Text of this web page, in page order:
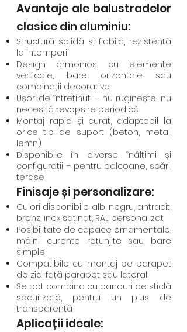
Avantaje ale balustradelor
clasice din aluminiu:
Structură solidă și fiabilă, rezistentă
la intemperii
Design armonios cu elemente
verticale, bare orizontale sau
combinații decorative
Ușor de întreținut – nu ruginește, nu
necesită revopsire periodică
Montaj rapid și curat, adaptabil la
orice tip de suport (beton, metal,
lemn)
Disponibile în diverse înălțimi și
configurații – pentru balcoane, scări,
terase
Finisaje și personalizare:
Culori disponibile: alb, negru, antracit,
bronz, inox satinat, RAL personalizat
Posibilitate de capace ornamentale,
mâini curente rotunjite sau bare
simple
Compatibile cu montaj pe parapet
de zid, față parapet sau lateral
Se pot combina cu panouri de sticlă
securizată, pentru un plus de
transparență
Aplicații ideale: